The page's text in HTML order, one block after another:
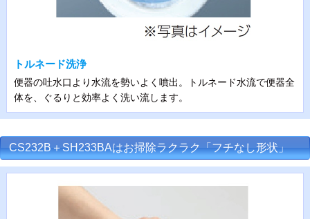
トルネード洗浄
便器の吐水口より水流を勢いよく噴出。トルネード水流で便器全
体を、ぐるりと効率よく洗い流します。
CS232B＋SH233BAはお掃除ラクラク「フチなし形状」